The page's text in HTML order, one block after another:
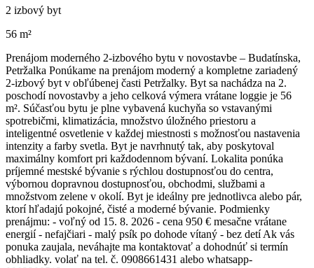
2 izbový byt
56 m²
Prenájom moderného 2-izbového bytu v novostavbe – Budatínska,
Petržalka Ponúkame na prenájom moderný a kompletne zariadený
2-izbový byt v obľúbenej časti Petržalky. Byt sa nachádza na 2.
poschodí novostavby a jeho celková výmera vrátane loggie je 56
m². Súčasťou bytu je plne vybavená kuchyňa so vstavanými
spotrebičmi, klimatizácia, množstvo úložného priestoru a
inteligentné osvetlenie v každej miestnosti s možnosťou nastavenia
intenzity a farby svetla. Byt je navrhnutý tak, aby poskytoval
maximálny komfort pri každodennom bývaní. Lokalita ponúka
príjemné mestské bývanie s rýchlou dostupnosťou do centra,
výbornou dopravnou dostupnosťou, obchodmi, službami a
množstvom zelene v okolí. Byt je ideálny pre jednotlivca alebo pár,
ktorí hľadajú pokojné, čisté a moderné bývanie. Podmienky
prenájmu: - voľný od 15. 8. 2026 - cena 950 € mesačne vrátane
energií - nefajčiari - malý psík po dohode vítaný - bez detí Ak vás
ponuka zaujala, neváhajte ma kontaktovať a dohodnúť si termín
obhliadky. volať na tel. č. 0908661431 alebo whatsapp-